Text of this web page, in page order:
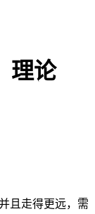
理论
且走得更远，需